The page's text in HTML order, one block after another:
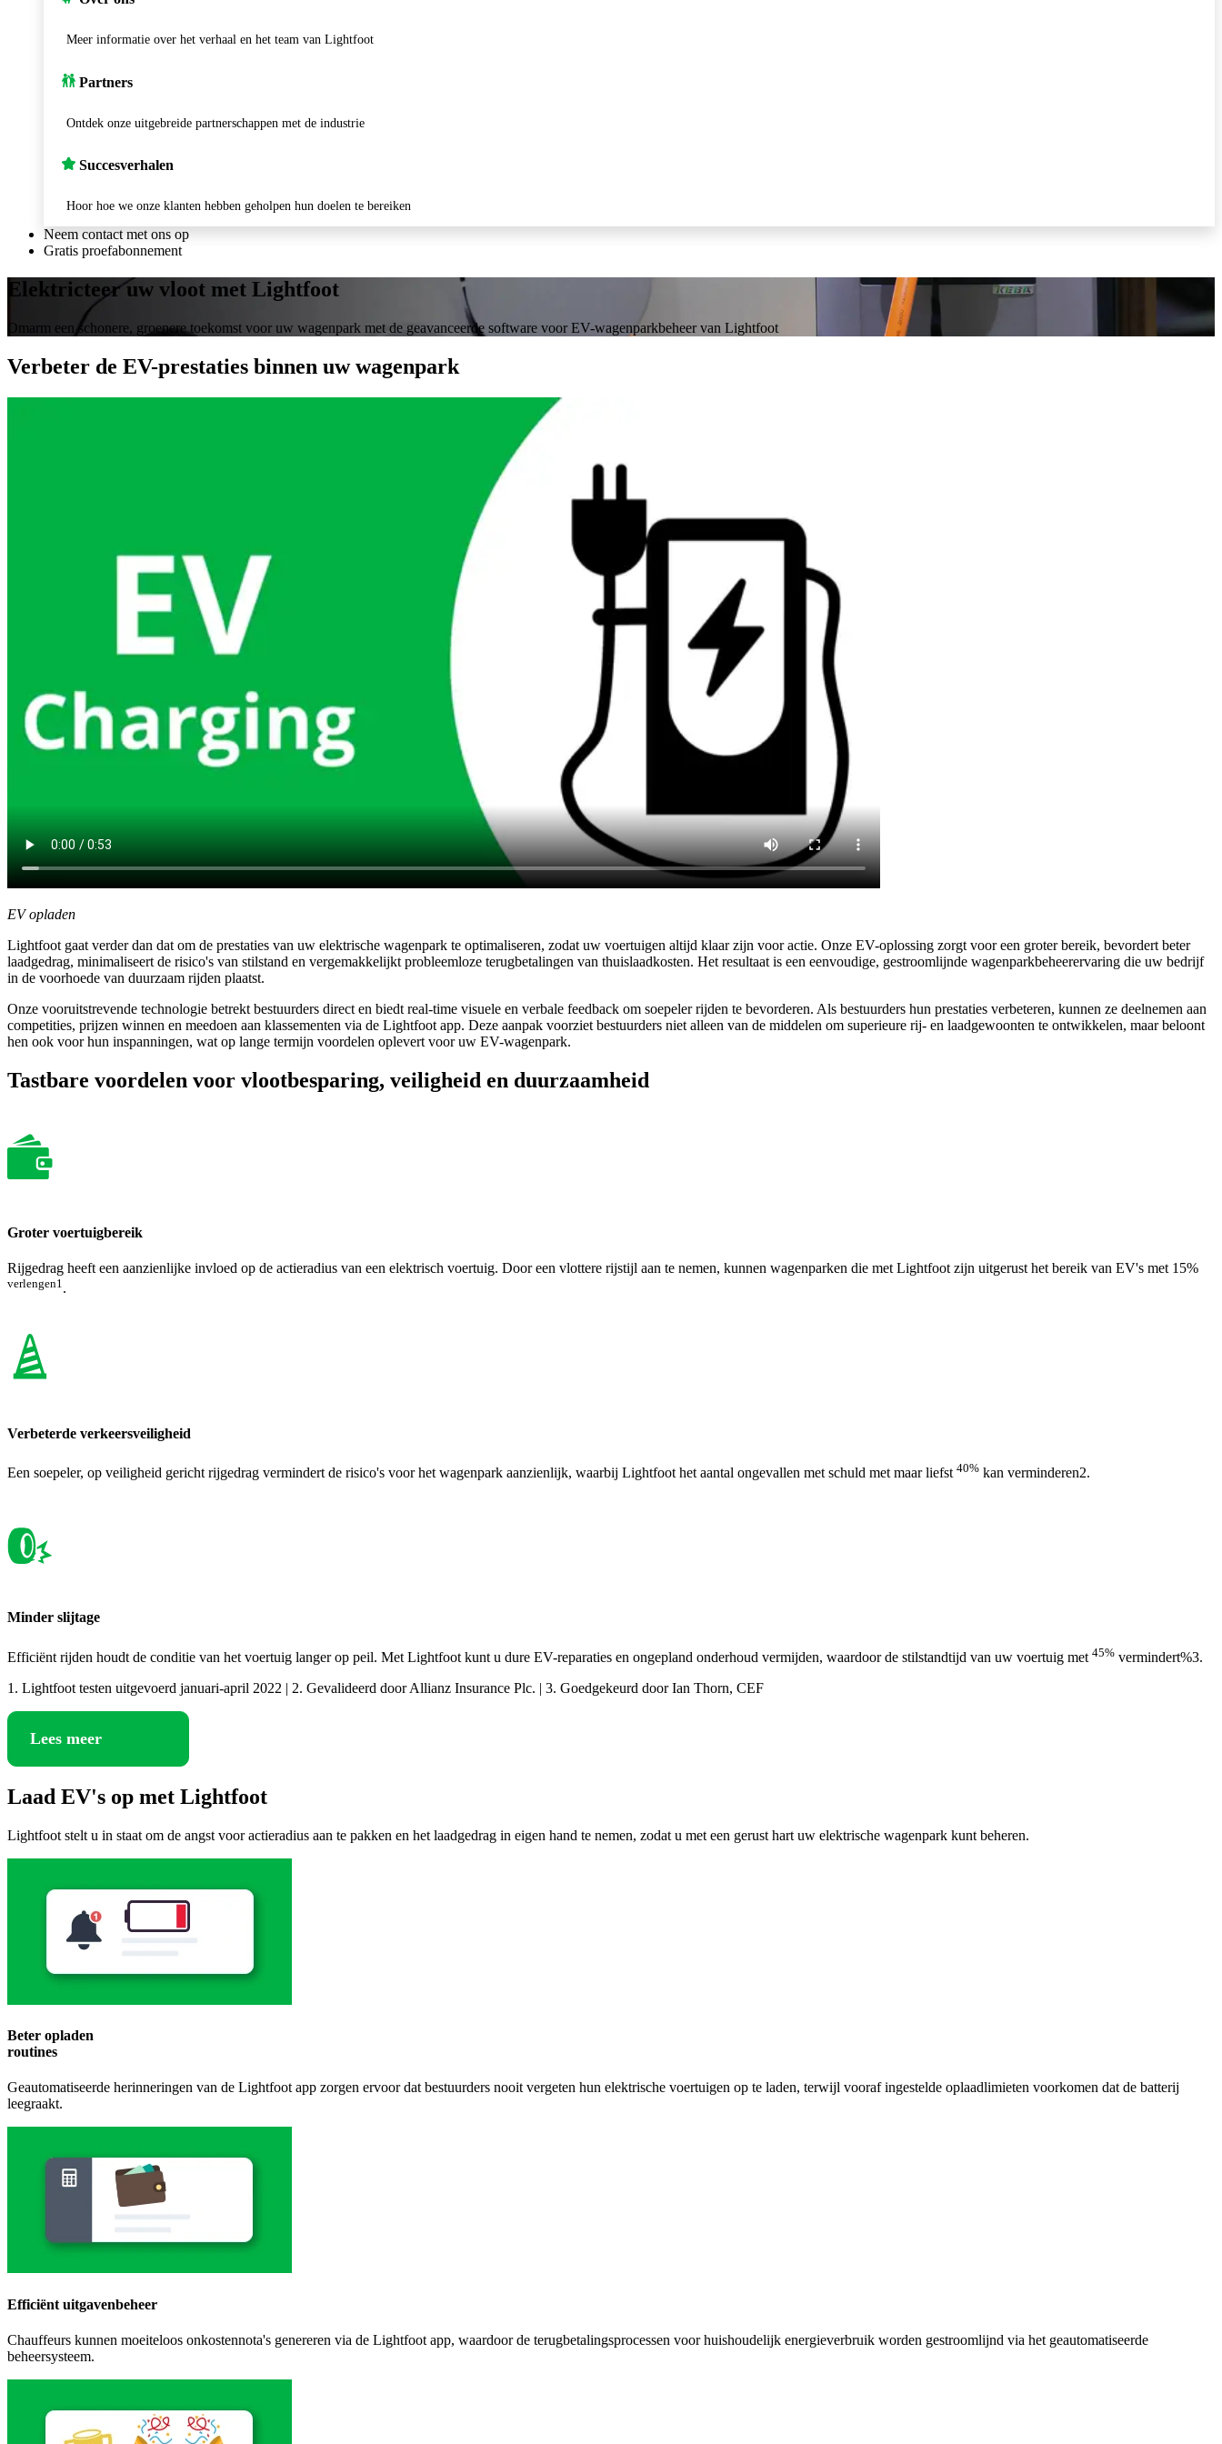
Meer informatie over het verhaal en het team van Lightfoot
Partners
Ontdek onze uitgebreide partnerschappen met de industrie
Succesverhalen
Hoor hoe we onze klanten hebben geholpen hun doelen te bereiken
Neem contact met ons op
Gratis proefabonnement
Elektricteer uw vloot met Lightfoot
Omarm een schonere, groenere toekomst voor uw wagenpark met de geavanceerde software voor EV-wagenparkbeheer van Lightfoot
Verbeter de EV-prestaties binnen uw wagenpark
EV opladen
Lightfoot gaat verder dan dat om de prestaties van uw elektrische wagenpark te optimaliseren, zodat uw voertuigen altijd klaar zijn voor actie. Onze EV-oplossing zorgt voor een groter bereik, bevordert beter
laadgedrag, minimaliseert de risico's van stilstand en vergemakkelijkt probleemloze terugbetalingen van thuislaadkosten. Het resultaat is een eenvoudige, gestroomlijnde wagenparkbeheerervaring die uw bedrijf
in de voorhoede van duurzaam rijden plaatst.
Onze vooruitstrevende technologie betrekt bestuurders direct en biedt real-time visuele en verbale feedback om soepeler rijden te bevorderen. Als bestuurders hun prestaties verbeteren, kunnen ze deelnemen aan
competities, prijzen winnen en meedoen aan klassementen via de Lightfoot app. Deze aanpak voorziet bestuurders niet alleen van de middelen om superieure rij- en laadgewoonten te ontwikkelen, maar beloont
hen ook voor hun inspanningen, wat op lange termijn voordelen oplevert voor uw EV-wagenpark.
Tastbare voordelen voor vlootbesparing, veiligheid en duurzaamheid
Groter voertuigbereik
Rijgedrag heeft een aanzienlijke invloed op de actieradius van een elektrisch voertuig. Door een vlottere rijstijl aan te nemen, kunnen wagenparken die met Lightfoot zijn uitgerust het bereik van EV's met 15%
verlengen1.
Verbeterde verkeersveiligheid
Een soepeler, op veiligheid gericht rijgedrag vermindert de risico's voor het wagenpark aanzienlijk, waarbij Lightfoot het aantal ongevallen met schuld met maar liefst 40% kan verminderen2.
Minder slijtage
Efficiënt rijden houdt de conditie van het voertuig langer op peil. Met Lightfoot kunt u dure EV-reparaties en ongepland onderhoud vermijden, waardoor de stilstandtijd van uw voertuig met 45% vermindert%3.
1. Lightfoot testen uitgevoerd januari-april 2022 | 2. Gevalideerd door Allianz Insurance Plc. | 3. Goedgekeurd door Ian Thorn, CEF
Lees meer
Laad EV's op met Lightfoot
Lightfoot stelt u in staat om de angst voor actieradius aan te pakken en het laadgedrag in eigen hand te nemen, zodat u met een gerust hart uw elektrische wagenpark kunt beheren.
Beter opladen
routines
Geautomatiseerde herinneringen van de Lightfoot app zorgen ervoor dat bestuurders nooit vergeten hun elektrische voertuigen op te laden, terwijl vooraf ingestelde oplaadlimieten voorkomen dat de batterij
leegraakt.
Efficiënt uitgavenbeheer
Chauffeurs kunnen moeiteloos onkostennota's genereren via de Lightfoot app, waardoor de terugbetalingsprocessen voor huishoudelijk energieverbruik worden gestroomlijnd via het geautomatiseerde
beheersysteem.